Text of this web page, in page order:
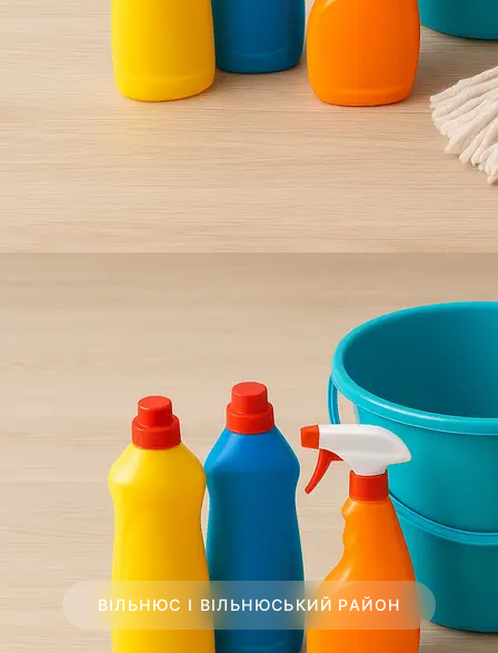
ВІЛЬНЮС І ВІЛЬНЮСЬКИЙ РАЙОН